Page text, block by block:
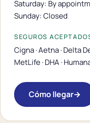
Saturday: By
Sunday: Closed
SEGUROS
Cigna · Aetna · Delta
MetLife · DHA ·
Cómo llegar→